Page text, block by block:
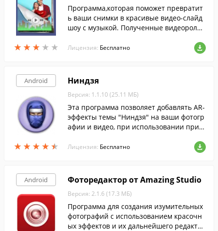
★ ★ ★ ★ ★
★ ★ ★ ★ ★
Программа,которая поможет превратит
ь ваши снимки в красивые видео-слайд
шоу с музыкой. Полученные видеоролик
тправить друзьям.
Лицензия: Бесплатно
Android
★ ★ ★ ★ ★
★ ★ ★ ★ ★
Ниндзя
Версия: 1.1.10 (25.11 МБ)
Эта программа позволяет добавлять AR-
эффекты темы "Ниндзя" на ваши фотогр
афии и видео, при использовании прил
ia.
Лицензия: Бесплатно
Android Фоторедактор от Amazing Studio
Версия: 2.1.6 (17.3 МБ)
Программа для создания изумительных
фотографий с использованием красочн
ых эффектов и их дальнейшего редакти